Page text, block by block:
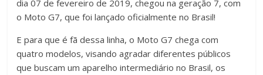
dia 07 de fevereiro de 2019, chegou na geração 7, com
o Moto G7, que foi lançado oficialmente no Brasil!
E para que é fã dessa linha, o Moto G7 chega com
quatro modelos, visando agradar diferentes públicos
que buscam um aparelho intermediário no Brasil, os